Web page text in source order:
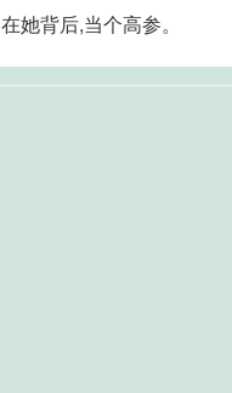
在她背后,当个高参。